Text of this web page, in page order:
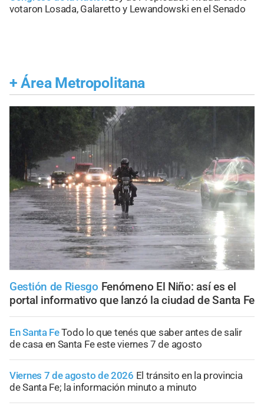
votaron Losada, Galaretto y Lewandowski en el Senado
+ Área Metropolitana
Gestión de Riesgo Fenómeno El Niño: así es el
portal informativo que lanzó la ciudad de Santa Fe
En Santa FeTodo lo que tenés que saber antes de salir
de casa en Santa Fe este viernes 7 de agosto
Viernes 7 de agosto de 2026 El tránsito en la provincia
de Santa Fe; la información minuto a minuto